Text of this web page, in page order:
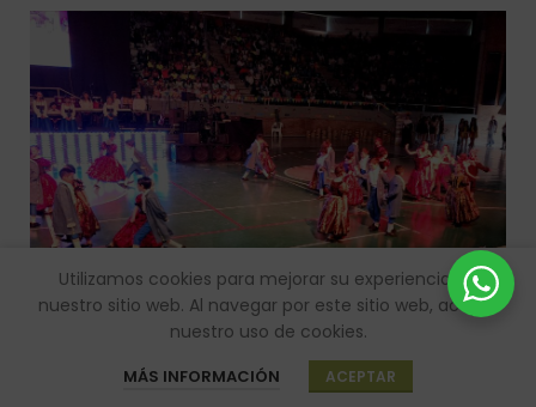
Utilizamos cookies para mejorar su experiencia en
nuestro sitio web. Al navegar por este sitio web, acepta
nuestro uso de cookies.
MÁS INFORMACIÓN ACEPTAR